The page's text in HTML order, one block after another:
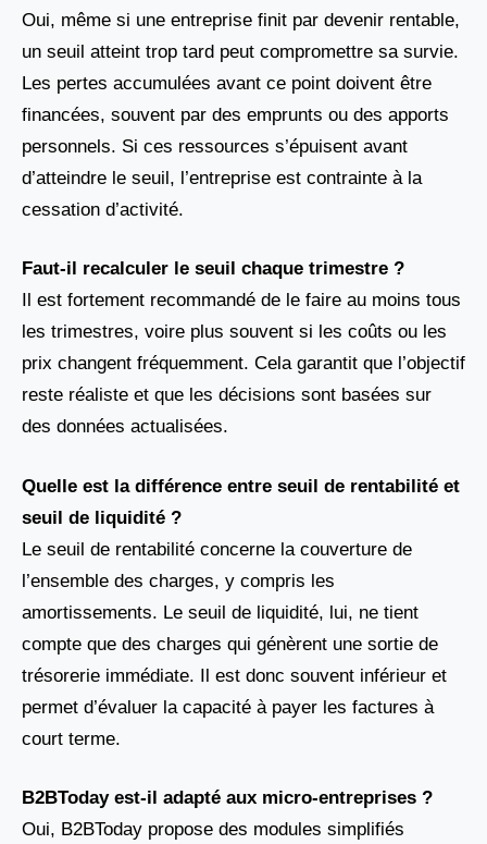
Oui, même si une entreprise finit par devenir rentable,
un seuil atteint trop tard peut compromettre sa survie.
Les pertes accumulées avant ce point doivent être
financées, souvent par des emprunts ou des apports
personnels. Si ces ressources s’épuisent avant
d’atteindre le seuil, l’entreprise est contrainte à la
cessation d’activité.
Faut-il recalculer le seuil chaque trimestre ?
Il est fortement recommandé de le faire au moins tous
les trimestres, voire plus souvent si les coûts ou les
prix changent fréquemment. Cela garantit que l’objectif
reste réaliste et que les décisions sont basées sur
des données actualisées.
Quelle est la différence entre seuil de rentabilité et
seuil de liquidité ?
Le seuil de rentabilité concerne la couverture de
l’ensemble des charges, y compris les
amortissements. Le seuil de liquidité, lui, ne tient
compte que des charges qui génèrent une sortie de
trésorerie immédiate. Il est donc souvent inférieur et
permet d’évaluer la capacité à payer les factures à
court terme.
B2BToday est-il adapté aux micro-entreprises ?
Oui, B2BToday propose des modules simplifiés